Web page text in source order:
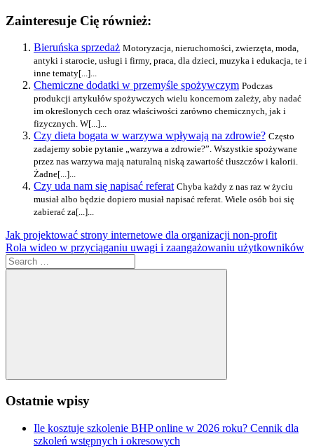
Zainteresuje Cię również:
Bieruńska sprzedaż Motoryzacja, nieruchomości, zwierzęta, moda,
antyki i starocie, usługi i firmy, praca, dla dzieci, muzyka i edukacja, te i
inne tematy[...]...
Chemiczne dodatki w przemyśle spożywczym Podczas
produkcji artykułów spożywczych wielu koncernom zależy, aby nadać
im określonych cech oraz właściwości zarówno chemicznych, jak i
fizycznych. W[...]...
Czy dieta bogata w warzywa wpływają na zdrowie? Często
zadajemy sobie pytanie „warzywa a zdrowie?”. Wszystkie spożywane
przez nas warzywa mają naturalną niską zawartość tłuszczów i kalorii.
Żadne[...]...
Czy uda nam się napisać referat Chyba każdy z nas raz w życiu
musiał albo będzie dopiero musiał napisać referat. Wiele osób boi się
zabierać za[...]...
Nawigacja
wpisu
Previous
Post:
Jak projektować strony internetowe dla organizacji non-profit
Next
Post:
Rola wideo w przyciąganiu uwagi i zaangażowaniu użytkowników
Search
for:
Search
Ostatnie wpisy
Ile kosztuje szkolenie BHP online w 2026 roku? Cennik dla
szkoleń wstępnych i okresowych